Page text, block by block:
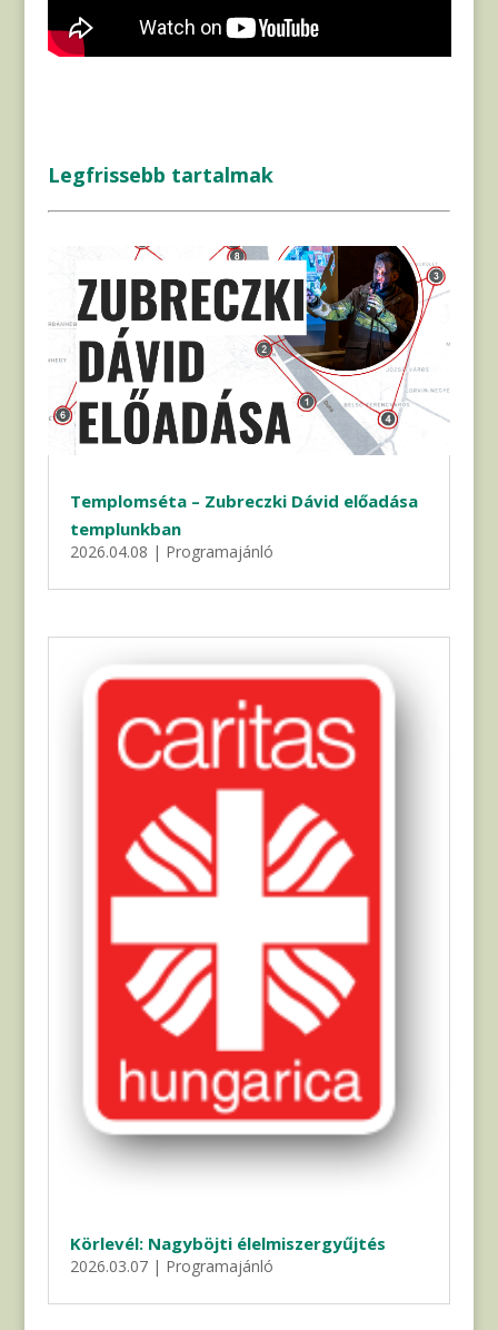
Legfrissebb tartalmak
Templomséta – Zubreczki Dávid előadása
templunkban
2026.04.08 | Programajánló
Körlevél: Nagyböjti élelmiszergyűjtés
2026.03.07| Programajánló